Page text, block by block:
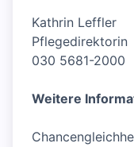
Kathrin Leffler
Pflegedirektorin
030 5681-2000
Weitere